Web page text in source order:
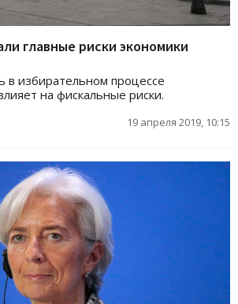
главные риски экономики
в избирательном процессе
на фискальные риски.
19 апреля 2019, 10:15